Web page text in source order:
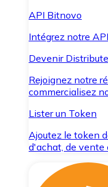
API Bitnovo
Intégrez notre
Devenir
Rejoignez notre
commercialisez
Lister un Token
Ajoutez le token
d'achat, de vente